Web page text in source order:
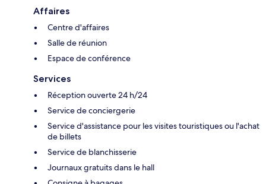
Affaires
Centre d'affaires
Salle de réunion
Espace de conférence
Services
Réception ouverte 24 h/24
Service de conciergerie
Service d'assistance pour les visites touristiques ou l'achat
de billets
Service de blanchisserie
Journaux gratuits dans le hall